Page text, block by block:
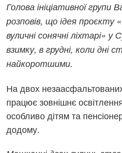
Голова ініціативної групи
розповів, що ідея проєкту
вуличні сонячні ліхтарі»
взимку, в грудні, коли дні
найкоротшими.
На двох
працює зовнішнє
особливо дітям та
додому.